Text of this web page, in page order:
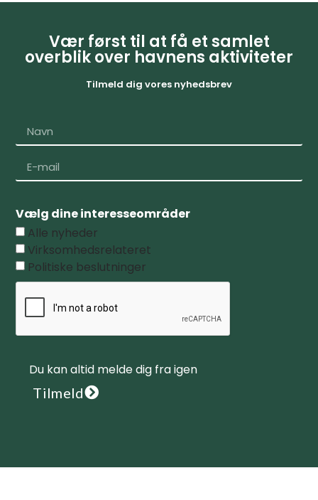
Vær først til at få et samlet
overblik over havnens aktiviteter
Tilmeld dig vores nyhedsbrev
Vælg dine interesseområder
Alle nyheder
Virksomhedsrelateret
Politiske beslutninger
Du kan altid melde dig fra igen
Tilmeld